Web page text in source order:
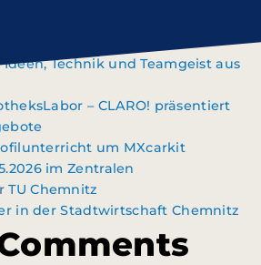
Ideen, Technik und Teamgeist aus
– CLARO! präsentiert
um MXcarkit
im Zentralen
TU Chemnitz
in der Stadtwirtschaft Chemnitz